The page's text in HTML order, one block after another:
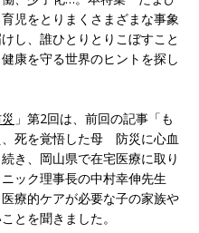
児をとりまくさまざまな事象
し、誰ひとりとりこぼすこと
康を守る世界のヒントを探し
」第2回は、前回の記事「も
死を覚悟した母 防災に心血
き、岡山県で在宅医療に取り
ック理事長の中村幸伸先生
療的ケアが必要な子の家族や
とを聞きました。